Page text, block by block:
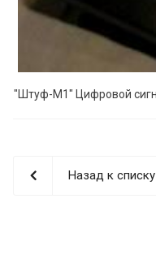
Назад к списку